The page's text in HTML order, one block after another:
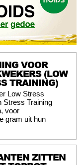
VOOR
(LOW
TRAINING)
Low Stress
Stress Training
voor
gram uit hun
ZITTEN